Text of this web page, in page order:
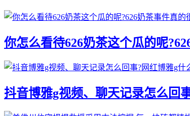
你怎么看待626奶茶这个瓜的呢
抖音博雅g视频、聊天记录怎么回